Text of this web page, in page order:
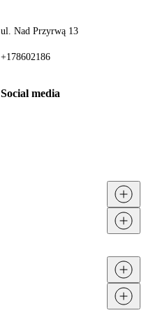
ul. Nad Przyrwą 13
+178602186